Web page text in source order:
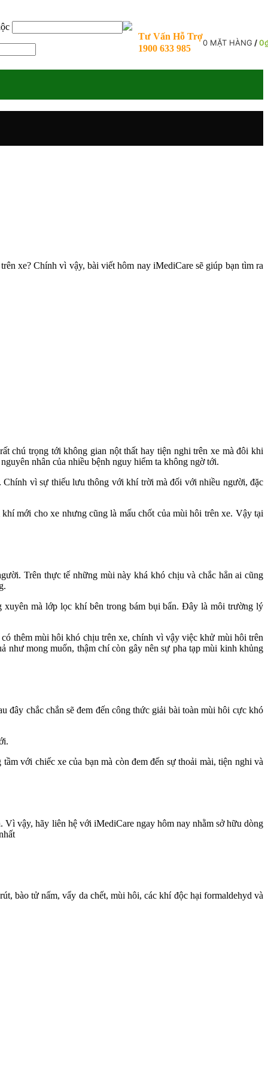
Tư Vấn Hỗ Trợ
1900 633 985
0 MẶT HÀNG /0
xe? Chính vì vậy, bài viết hôm nay iMediCare sẽ giúp bạn tìm ra
chú trọng tới không gian nột thất hay tiện nghi trên xe mà đôi khi
nhân của nhiều bệnh nguy hiểm ta không ngờ tới.
vì sự thiếu lưu thông với khí trời mà đối với nhiều người, đặc
mới cho xe nhưng cũng là mấu chốt của mùi hôi trên xe. Vậy tại
Trên thực tế những mùi này khá khó chịu và chắc hẳn ai cũng
mà lớp lọc khí bên trong bám bụi bẩn. Đây là môi trường lý
thêm mùi hôi khó chịu trên xe, chính vì vậy việc khử mùi hôi trên
như mong muốn, thậm chí còn gây nên sự pha tạp mùi kinh khủng
đây chắc chắn sẽ đem đến công thức giải bài toàn mùi hôi cực khó
với chiếc xe của bạn mà còn đem đến sự thoải mài, tiện nghi và
Vì vậy, hãy liên hệ với iMediCare ngay hôm nay nhằm sở hữu dòng
bào tử nấm, vẩy da chết, mùi hôi, các khí độc hại formaldehyd và